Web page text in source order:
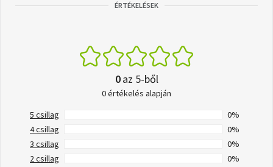
ÉRTÉKELÉSEK
0az 5-ből
0 értékelés alapján
5 csillag
0%
4 csillag
0%
3 csillag
0%
2 csillag
0%